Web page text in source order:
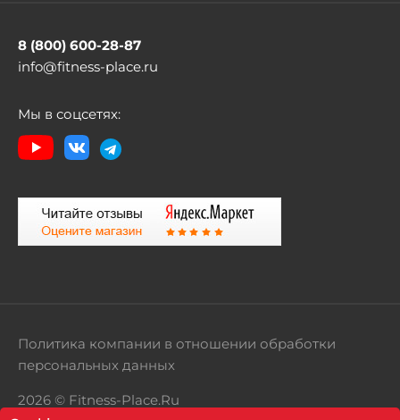
8 (800) 600-28-87
info@fitness-place.ru
Мы в соцсетях:
2026 © Fitness-Place.Ru
Политика компании в отношении обработки
персональных данных